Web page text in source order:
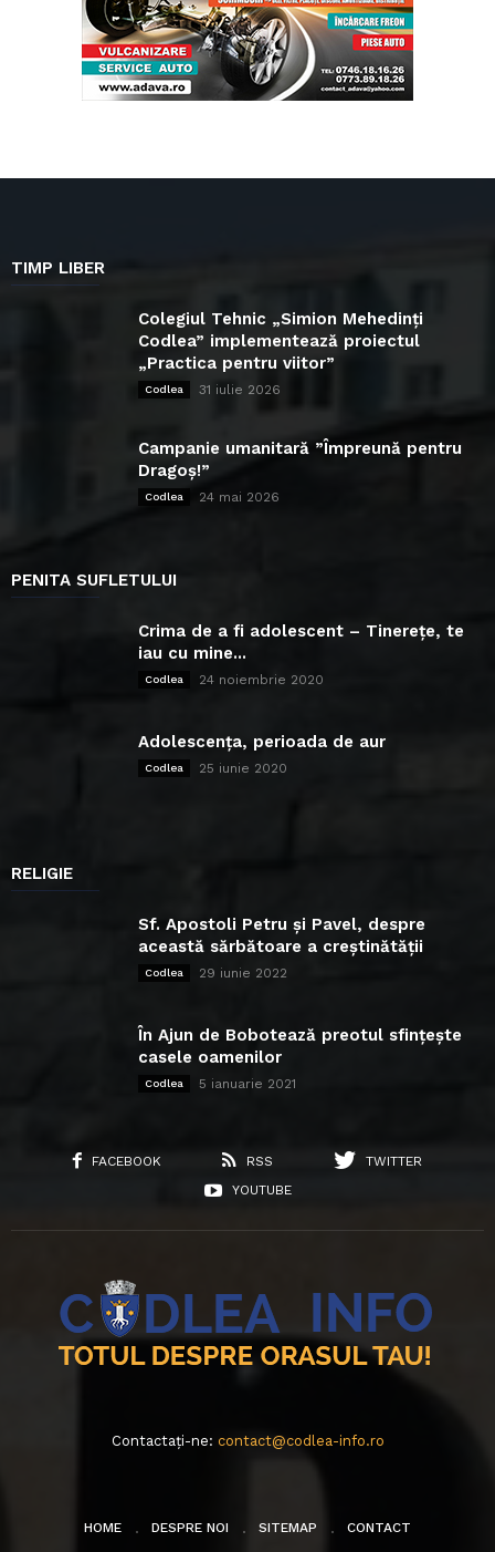
TIMP LIBER
Colegiul Tehnic „Simion Mehedinți
Codlea” implementează proiectul
„Practica pentru viitor”
Codlea 31 iulie 2026
Campanie umanitară ”Împreună pentru
Dragoș!”
Codlea 24 mai 2026
PENITA SUFLETULUI
Crima de a fi adolescent – Tinerețe, te
iau cu mine...
Codlea 24 noiembrie 2020
Adolescența, perioada de aur
Codlea 25 iunie 2020
RELIGIE
Sf. Apostoli Petru și Pavel, despre
această sărbătoare a creștinătății
Codlea 29 iunie 2022
În Ajun de Bobotează preotul sfințește
casele oamenilor
Codlea 5 ianuarie 2021
FACEBOOK RSS
TWITTER
YOUTUBE
Contactați-ne: contact@codlea-info.ro
HOME DESPRE NOI SITEMAP CONTACT